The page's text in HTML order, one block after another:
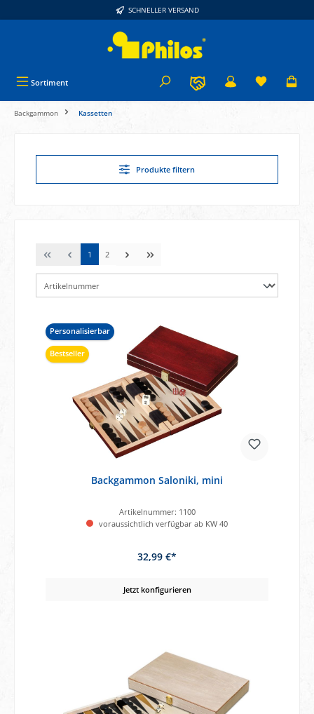
SCHNELLER VERSAND
Sortiment
Backgammon Kassetten
Produkte filtern
1 2
Personalisierbar
Bestseller
Backgammon Saloniki, mini
Artikelnummer: 1100
voraussichtlich verfügbar ab KW 40
32,99 €*
Jetzt konfigurieren